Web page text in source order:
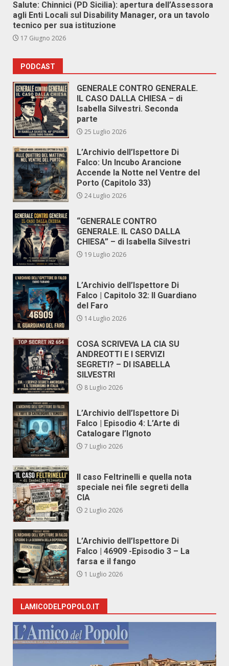
Salute: Chinnici (PD Sicilia): apertura dell’Assessora
agli Enti Locali sul Disability Manager, ora un tavolo
tecnico per sua istituzione
17 Giugno 2026
PODCAST
GENERALE CONTRO GENERALE.
IL CASO DALLA CHIESA – di
Isabella Silvestri. Seconda
parte
25 Luglio 2026
L’Archivio dell’Ispettore Di
Falco: Un Incubo Arancione
Accende la Notte nel Ventre del
Porto (Capitolo 33)
24 Luglio 2026
“GENERALE CONTRO
GENERALE. IL CASO DALLA
CHIESA” – di Isabella Silvestri
19 Luglio 2026
L’Archivio dell’Ispettore Di
Falco | Capitolo 32: Il Guardiano
del Faro
14 Luglio 2026
COSA SCRIVEVA LA CIA SU
ANDREOTTI E I SERVIZI
SEGRETI? – DI ISABELLA
SILVESTRI
8 Luglio 2026
L’Archivio dell’Ispettore Di
Falco | Episodio 4: L’Arte di
Catalogare l’Ignoto
7 Luglio 2026
Il caso Feltrinelli e quella nota
speciale nei file segreti della
CIA
2 Luglio 2026
L’Archivio dell’Ispettore Di
Falco | 46909 -Episodio 3 – La
farsa e il fango
1 Luglio 2026
LAMICODELPOPOLO.IT